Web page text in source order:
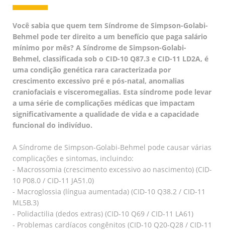
Você sabia que quem tem Síndrome de Simpson-Golabi-
Behmel pode ter direito a um benefício que paga salário
mínimo por mês? A Síndrome de Simpson-Golabi-
Behmel, classificada sob o CID-10 Q87.3 e CID-11 LD2A, é
uma condição genética rara caracterizada por
crescimento excessivo pré e pós-natal, anomalias
craniofaciais e visceromegalias. Esta síndrome pode levar
a uma série de complicações médicas que impactam
significativamente a qualidade de vida e a capacidade
funcional do indivíduo.
A Síndrome de Simpson-Golabi-Behmel pode causar várias
complicações e sintomas, incluindo:
- Macrossomia (crescimento excessivo ao nascimento) (CID-
10 P08.0 / CID-11 JA51.0)
- Macroglossia (língua aumentada) (CID-10 Q38.2 / CID-11
ML5B.3)
- Polidactilia (dedos extras) (CID-10 Q69 / CID-11 LA61)
- Problemas cardíacos congênitos (CID-10 Q20-Q28 / CID-11